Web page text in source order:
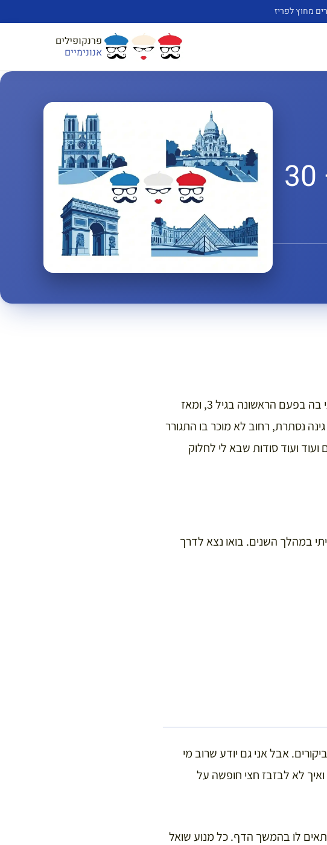
מחוץ לפריז
פרנקופילים
אנונימיים
פריז 2026: המדריך שלי אחרי יותר מ – 30
זוהי העיר האהובה עלי בעולם. אני מאוהב בעיר האורות, עוד מהיום שביקרתי בה בפעם הראשונה בגיל 3, ומאז
נסתרת, רחוב לא מוכר בו התגורר
ועוד סודות שבא לי לחלוק
המעודכנים לפברואר 2026 והסודות שגיליתי במהלך השנים. בואו נצא לדרך
אבל אני גם יודע שרוב מי
לא לבזבז חצי חופשה על
לו בהמשך הדף. כל מנוע שואל